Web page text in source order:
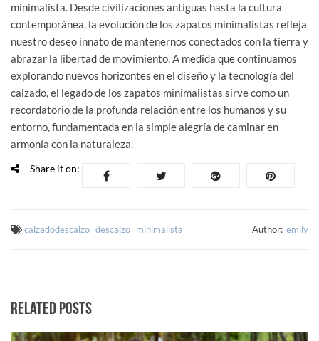
minimalista. Desde civilizaciones antiguas hasta la cultura
contemporánea, la evolución de los zapatos minimalistas refleja
nuestro deseo innato de mantenernos conectados con la tierra y
abrazar la libertad de movimiento. A medida que continuamos
explorando nuevos horizontes en el diseño y la tecnología del
calzado, el legado de los zapatos minimalistas sirve como un
recordatorio de la profunda relación entre los humanos y su
entorno, fundamentada en la simple alegría de caminar en
armonía con la naturaleza.
Share it on:
calzadodescalzo descalzo minimalista Author: emily
Related Posts